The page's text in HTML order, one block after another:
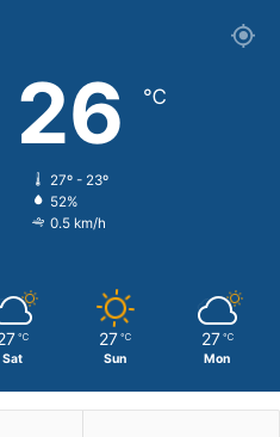
26 ℃
27º - 23º
52%
0.5 km/h
℃
Sat
27 ℃
Sun
27 ℃
Mon